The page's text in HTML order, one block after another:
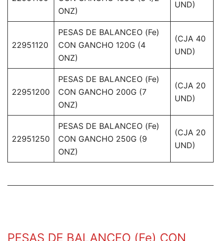
ONZ)
UND)
22951120
PESAS DE BALANCEO (Fe)
CON GANCHO 120G (4
ONZ)
(CJA 40
UND)
22951200
PESAS DE BALANCEO (Fe)
CON GANCHO 200G (7
ONZ)
(CJA 20
UND)
22951250
PESAS DE BALANCEO (Fe)
CON GANCHO 250G (9
ONZ)
(CJA 20
UND)
PESAS DE BALANCEO (Fe) CON